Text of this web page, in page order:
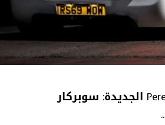
Peregryn Ultima GT-R الجديدة: سوبركار